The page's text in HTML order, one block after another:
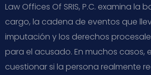
Law Offices Of SRIS, P.C. examina la
cargo, la cadena de eventos que
imputación y los derechos
para el acusado. En muchos casos,
cuestionar si la persona realmente